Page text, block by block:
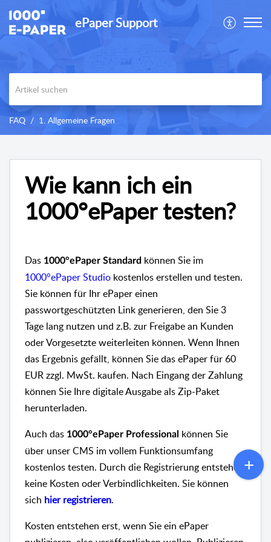
ePaper Support
FAQ 1. Allgemeine Fragen
Wie kann ich ein
1000°ePaper testen?
Das 1000°ePaper Standard können Sie im
1000°ePaper Studio kostenlos erstellen und testen.
Sie können für Ihr ePaper einen
passwortgeschützten Link generieren, den Sie 3
Tage lang nutzen und z.B. zur Freigabe an Kunden
oder Vorgesetzte weiterleiten können. Wenn Ihnen
das Ergebnis gefällt, können Sie das ePaper für 60
EUR zzgl. MwSt. kaufen. Nach Eingang der Zahlung
können Sie Ihre digitale Ausgabe als Zip-Paket
herunterladen.
Auch das 1000°ePaper Professional können Sie
über unser CMS im vollem Funktionsumfang
kostenlos testen. Durch die Registrierung entstehen
keine Kosten oder Verbindlichkeiten. Sie können
sich hier registrieren.
Kosten entstehen erst, wenn Sie ein ePaper